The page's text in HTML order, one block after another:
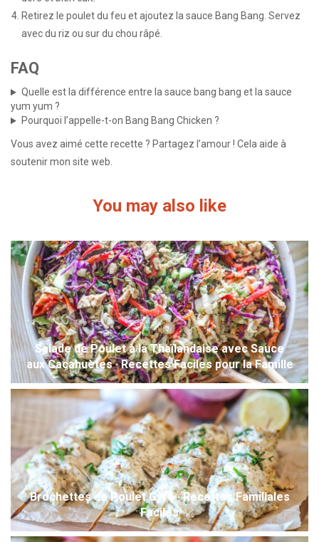
Retirez le poulet du feu et ajoutez la sauce Bang Bang. Servez
avec du riz ou sur du chou râpé.
FAQ
Quelle est la différence entre la sauce bang bang et la sauce
yum yum ?
Pourquoi l’appelle-t-on Bang Bang Chicken ?
Vous avez aimé cette recette ? Partagez l’amour ! Cela aide à
soutenir mon site web.
You may also like
Salade de Poulet à la Thaïlandaise avec Sauce
aux Cacahuètes · Recettes Faciles pour la Famille
Brochettes de Poulet Gyro · Recettes Familiales
Faciles